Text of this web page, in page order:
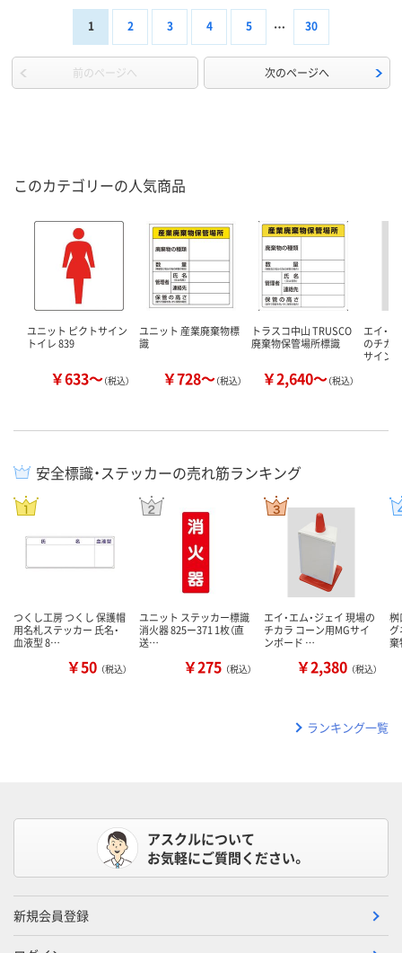
1 2 3 4 5 30
前のページへ 次のページへ
このカテゴリーの人気商品
ユニット ピクトサイン
トイレ 839
￥633～（税込）
ユニット 産業廃棄物標
識
￥728～（税込）
トラスコ中山 TRUSCO
廃棄物保管場所標識
￥2,640～（税込）
エイ・
のチカ
サイン
安全標識・ステッカーの売れ筋ランキング
つくし工房 つくし 保護帽
用名札ステッカー 氏名・
血液型 8…
￥50 （税込）
ユニット ステッカー標識
消火器 825ー371 1枚（直
送…
￥275 （税込）
エイ・エム・ジェイ 現場の
チカラ コーン用MGサイ
ンボード …
￥2,380 （税込）
桝
ランキング一覧
アスクルについて
お気軽にご質問ください。
新規会員登録